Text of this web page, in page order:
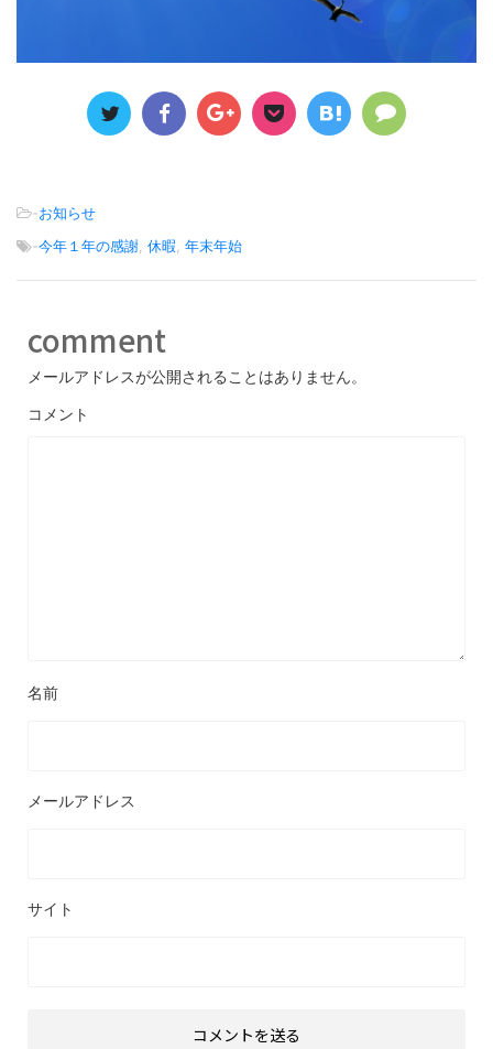
-お知らせ
-今年１年の感謝 休暇 年末年始
comment
メールアドレスが公開されることはありません。
コメント
名前
メールアドレス
サイト